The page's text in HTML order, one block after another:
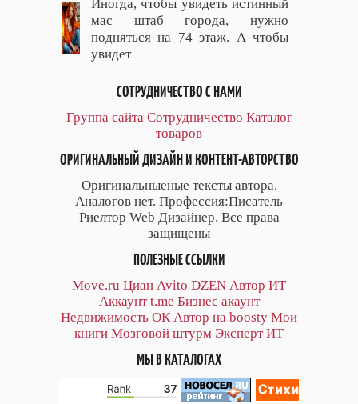
Иногда, чтобы увидеть истинный
мас штаб города, нужно
подняться на 74 этаж. А чтобы
увидет
СОТРУДНИЧЕСТВО С НАМИ
Группа сайта Сотрудничество Каталог
товаров
ОРИГИНАЛЬНЫЙ ДИЗАЙН И КОНТЕНТ-АВТОРСТВО
Оригинальныеные тексты автора.
Аналогов нет. Профессия:Писатель
Риелтор Web Дизайнер. Все права
защищены
ПОЛЕЗНЫЕ ССЫЛКИ
Move.ru Циан Avito DZEN Автор ИТ
Аккаунт t.me Бизнес акаунт
Недвижимость ОК Автор на boosty Мои
книги Мозговой штурм Эксперт ИТ
МЫ В КАТАЛОГАХ